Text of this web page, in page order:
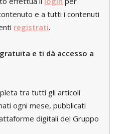
e a tutti i contenuti
registrati.
e ti dà accesso a
tra tutti gli articoli
ogni mese, pubblicati
digitali del Gruppo